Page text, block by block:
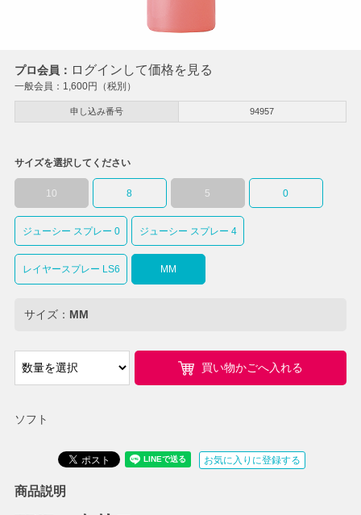
プロ会員： ログインして価格を見る
一般会員： 1,600円（税別）
申し込み番号 94957
ソフト
サイズを選択してください
10 8 5 0
ジューシー スプレー 0 ジューシー スプレー 4
レイヤースプレー LS6 MM
サイズ： MM
買い物かごへ入れる
お気に入りに登録する
商品説明